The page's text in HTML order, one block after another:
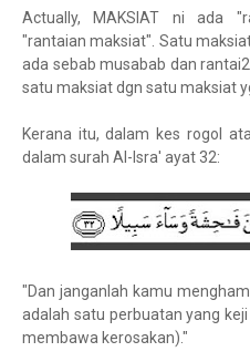
Actually, MAKSIAT ni ada
"rantaian maksiat". Satu
ada sebab musabab dan
satu maksiat dgn satu maksiat
Kerana itu, dalam kes rogol
dalam surah Al-Isra' ayat 32:
"Dan janganlah kamu
adalah satu perbuatan yang
membawa kerosakan)."